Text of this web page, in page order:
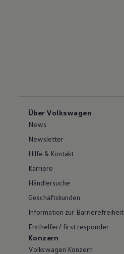
Über Volkswagen
News
Newsletter
Hilfe & Kontakt
Karriere
Händlersuche
Geschäftskunden
Information zur Barrierefreiheit
Ersthelfer/ first responder
Konzern
Volkswagen Konzern